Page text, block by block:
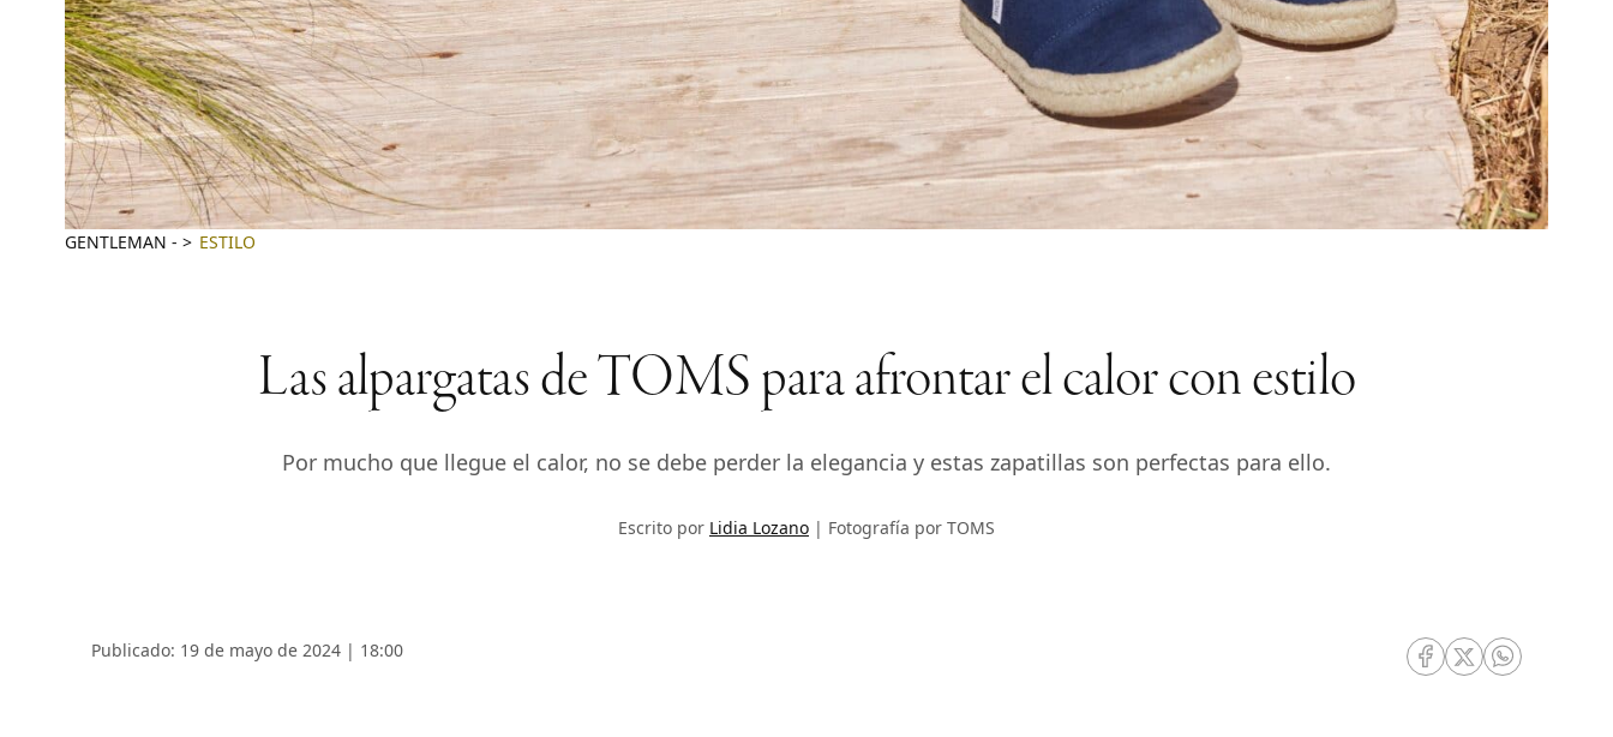
GENTLEMAN - ESTILO
Las alpargatas de TOMS para afrontar el calor con estilo
Por mucho que llegue el calor, no se debe perder la elegancia y estas zapatillas son perfectas para ello.
Escrito por Lidia Lozano Fotografía por TOMS
Publicado: 19 de mayo de 2024 | 18:00
RRSS Facebook
RRSS Twitter
RRSS